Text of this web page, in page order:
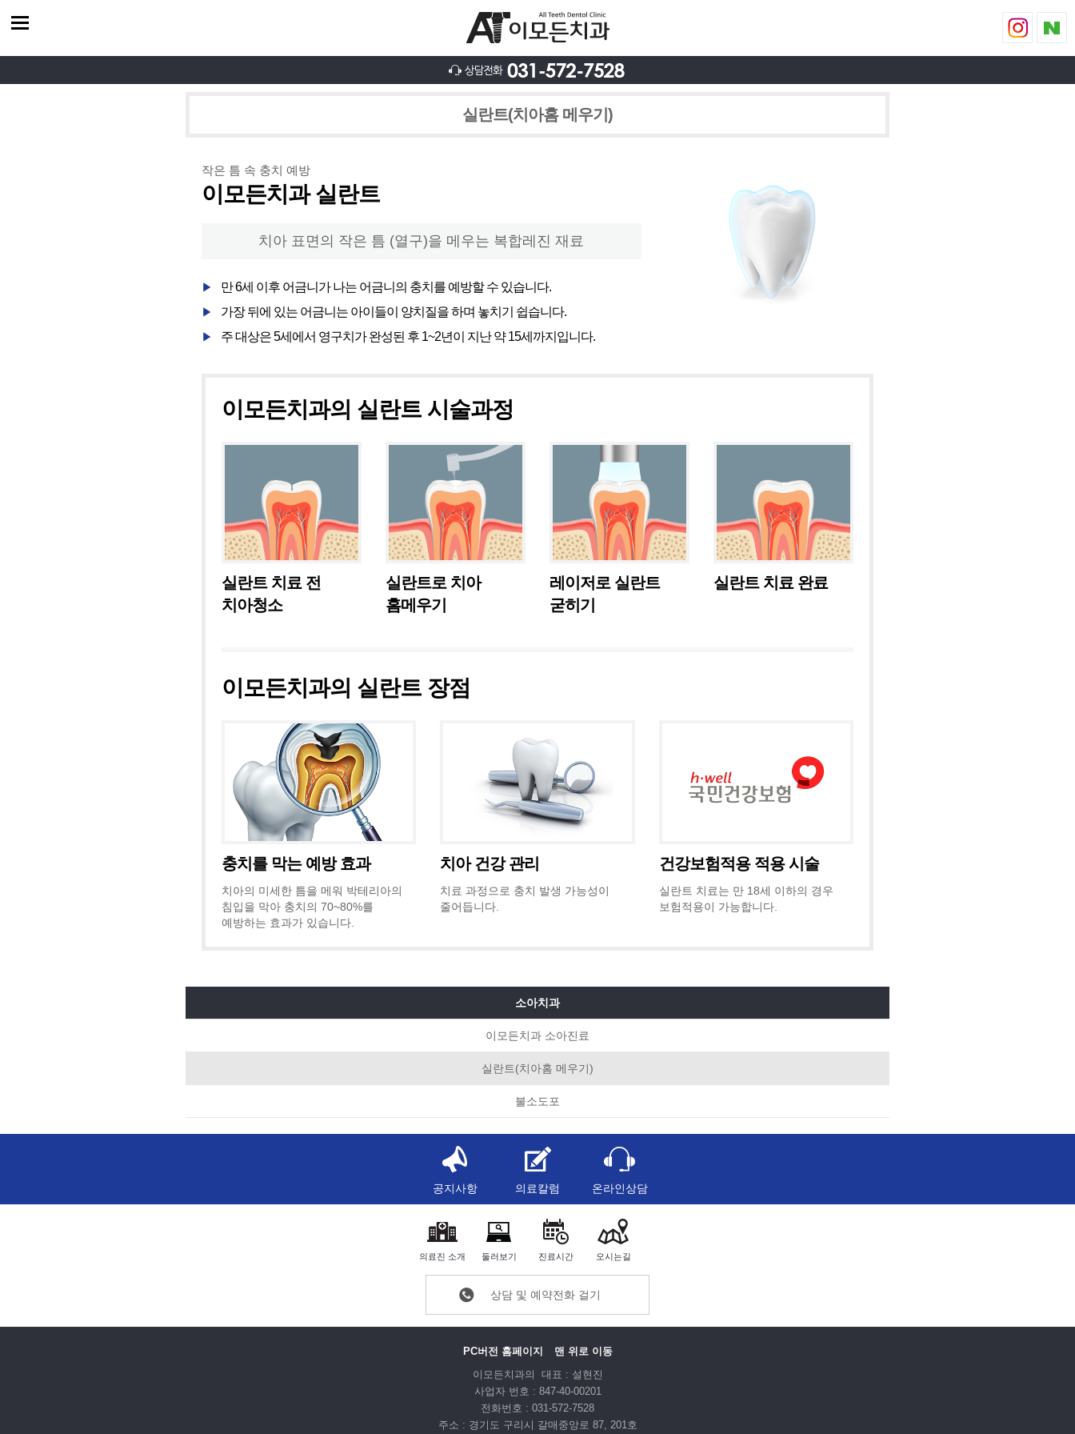
실란트(치아홈 메우기)
작은 틈 속 충치 예방
이모든치과 실란트
치아 표면의 작은 틈 (열구)을 메우는 복합레진 재료
▶ 만 6세 이후 어금니가 나는 어금니의 충치를 예방할 수 있습니다.
▶ 가장 뒤에 있는 어금니는 아이들이 양치질을 하며 놓치기 쉽습니다.
▶ 주 대상은 5세에서 영구치가 완성된 후 1~2년이 지난 약 15세까지입니다.
이모든치과의 실란트 시술과정
실란트 치료 전
치아청소
실란트로 치아
홈메우기
레이저로 실란트
굳히기
실란트 치료 완료
이모든치과의 실란트 장점
충치를 막는 예방 효과
치아의 미세한 틈을 메워 박테리아의
침입을 막아 충치의 70~80%를
예방하는 효과가 있습니다.
치아 건강 관리
치료 과정으로 충치 발생 가능성이
줄어듭니다.
건강보험적용 적용 시술
실란트 치료는 만 18세 이하의 경우
보험적용이 가능합니다.
소아치과
이모든치과 소아진료
실란트(치아홈 메우기)
불소도포
공지사항 의료칼럼 온라인상담
의료진 소개 둘러보기 진료시간 오시는길
상담 및 예약전화 걸기
PC버전 홈페이지 맨 위로 이동
이모든치과의 대표 : 설현진
사업자 번호 : 847-40-00201
전화번호 : 031-572-7528
주소 : 경기도 구리시 갈매중앙로 87, 201호